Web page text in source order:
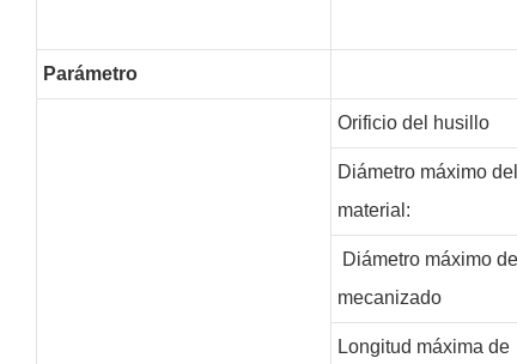
Parámetro
Orificio del husillo
Diámetro máximo del
material:
Diámetro máximo de
mecanizado
Longitud máxima de